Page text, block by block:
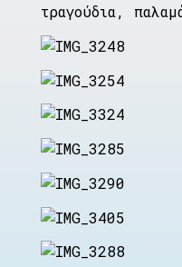
τραγούδια,